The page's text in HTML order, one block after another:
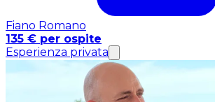
Fiano Romano
135 € per ospite
Esperienza privata